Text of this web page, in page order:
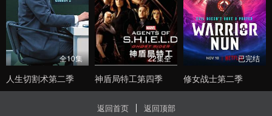
全10集
人生切割术第二季
22集全
神盾局特工第四季
已完结
修女战士第二季
返回首页 返回顶部